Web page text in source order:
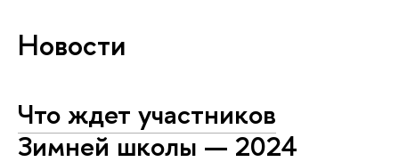
Новости
Что ждет участников
Зимней школы — 2024